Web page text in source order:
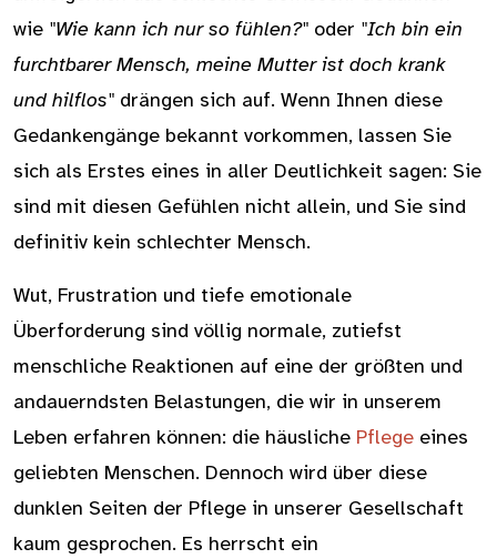
wie "Wie kann ich nur so fühlen?" oder "Ich bin ein
furchtbarer Mensch, meine Mutter ist doch krank
und hilflos" drängen sich auf. Wenn Ihnen diese
Gedankengänge bekannt vorkommen, lassen Sie
sich als Erstes eines in aller Deutlichkeit sagen: Sie
sind mit diesen Gefühlen nicht allein, und Sie sind
definitiv kein schlechter Mensch.
Wut, Frustration und tiefe emotionale
Überforderung sind völlig normale, zutiefst
menschliche Reaktionen auf eine der größten und
andauerndsten Belastungen, die wir in unserem
Leben erfahren können: die häusliche Pflege eines
geliebten Menschen. Dennoch wird über diese
dunklen Seiten der Pflege in unserer Gesellschaft
kaum gesprochen. Es herrscht ein